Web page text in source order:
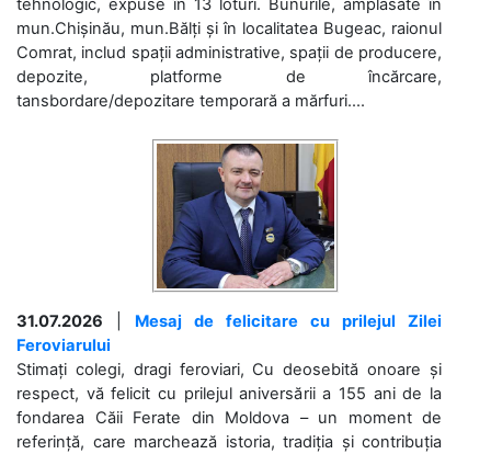
tehnologic, expuse în 13 loturi. Bunurile, amplasate în
mun.Chișinău, mun.Bălți și în localitatea Bugeac, raionul
Comrat, includ spații administrative, spații de producere,
depozite, platforme de încărcare,
tansbordare/depozitare temporară a mărfuri....
31.07.2026
Mesaj de felicitare cu prilejul Zilei
Feroviarului
Stimați colegi, dragi feroviari, Cu deosebită onoare și
respect, vă felicit cu prilejul aniversării a 155 ani de la
fondarea Căii Ferate din Moldova – un moment de
referință, care marchează istoria, tradiția și contribuția